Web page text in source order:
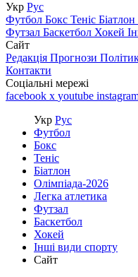
Укр Рус
Футбол Бокс Теніс Біатлон
Футзал Баскетбол Хокей
Сайт
Редакція Прогнози
Контакти
Соціальні мережі
facebook x youtube
Укр Рус
Футбол
Бокс
Теніс
Біатлон
Олімпіада-2026
Легка атлетика
Футзал
Баскетбол
Хокей
Інші види спорту
Сайт